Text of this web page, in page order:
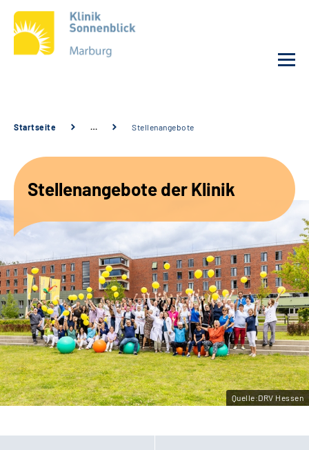
Service
Karriere
Sozialdienste & Zuweisende
Suche
Leichte Sprache
Gebärdensprache
Startseite … Stellenangebote
Stellenangebote der Klinik
Quelle:DRV Hessen